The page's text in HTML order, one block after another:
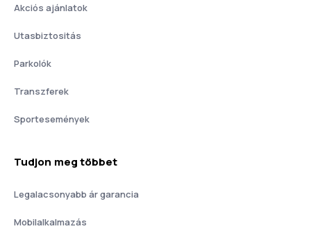
Akciós ajánlatok
Utasbiztositás
Parkolók
Transzferek
Sportesemények
Tudjon meg többet
Legalacsonyabb ár garancia
Mobilalkalmazás